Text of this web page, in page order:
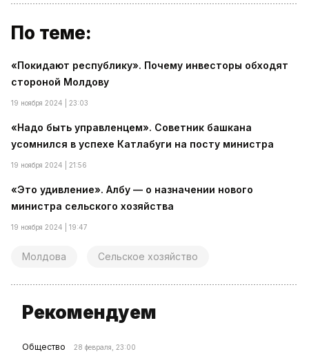
По теме:
«Покидают республику». Почему инвесторы обходят
стороной Молдову
19 ноября 2024 | 23:03
«Надо быть управленцем». Советник башкана
усомнился в успехе Катлабуги на посту министра
19 ноября 2024 | 21:56
«Это удивление». Албу — о назначении нового
министра сельского хозяйства
19 ноября 2024 | 19:47
Молдова Сельское хозяйство
Рекомендуем
Общество 28 февраля, 23:00